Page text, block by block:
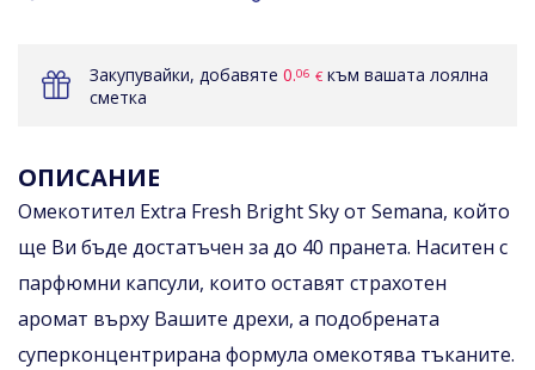
Закупувайки, добавяте 0.06 € към вашата лоялна
сметка
ОПИСАНИЕ
Омекотител Extra Fresh Bright Sky от Semana, който
ще Ви бъде достатъчен за до 40 пранета. Наситен с
парфюмни капсули, които оставят страхотен
аромат върху Вашите дрехи, а подобрената
суперконцентрирана формула омекотява тъканите.